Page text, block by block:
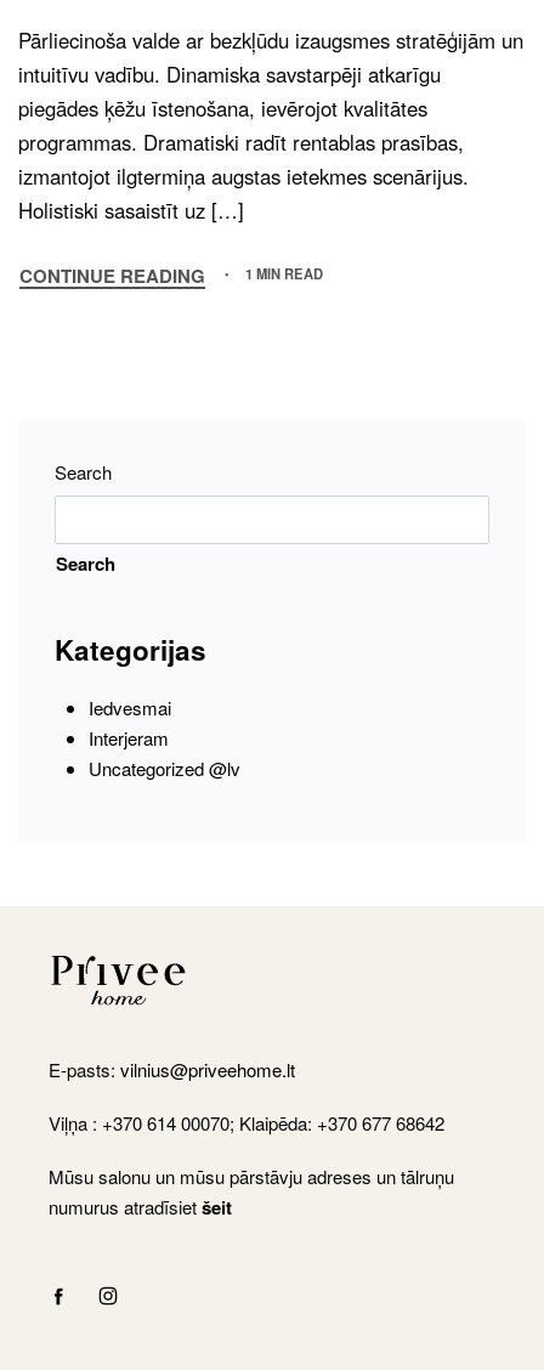
Pārliecinoša valde ar bezkļūdu izaugsmes stratēģijām un
intuitīvu vadību. Dinamiska savstarpēji atkarīgu
piegādes ķēžu īstenošana, ievērojot kvalitātes
programmas. Dramatiski radīt rentablas prasības,
izmantojot ilgtermiņa augstas ietekmes scenārijus.
Holistiski sasaistīt uz […]
CONTINUE READING 1 MIN READ
Search
Search
Kategorijas
Iedvesmai
Interjeram
Uncategorized @lv
E-pasts: vilnius@priveehome.lt
Viļņa : +370 614 00070; Klaipēda: +370 677 68642
Mūsu salonu un mūsu pārstāvju adreses un tālruņu
numurus atradīsietšeit